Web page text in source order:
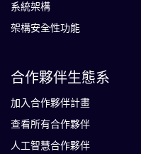
系統架構
架構安全性功能
合作夥伴生態系
加入合作夥伴計畫
查看所有合作夥伴
人工智慧合作夥伴